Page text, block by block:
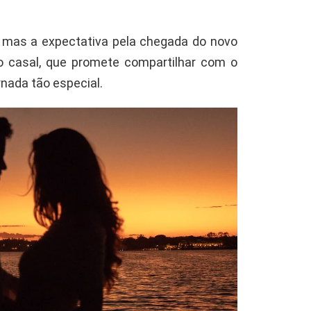
a expectativa pela chegada do novo
que promete compartilhar com o
tão especial.